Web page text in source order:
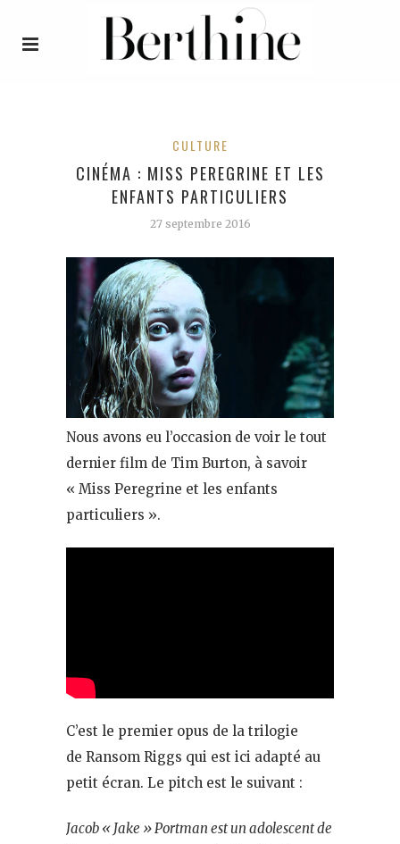
CULTURE
CINÉMA : MISS PEREGRINE ET LES
ENFANTS PARTICULIERS
27 septembre 2016
Nous avons eu l’occasion de voir le tout
dernier film de Tim Burton, à savoir
« Miss Peregrine et les enfants
particuliers ».
C’est le premier opus de la trilogie
de Ransom Riggs qui est ici adapté au
petit écran. Le pitch est le suivant :
Jacob « Jake » Portman est un adolescent de